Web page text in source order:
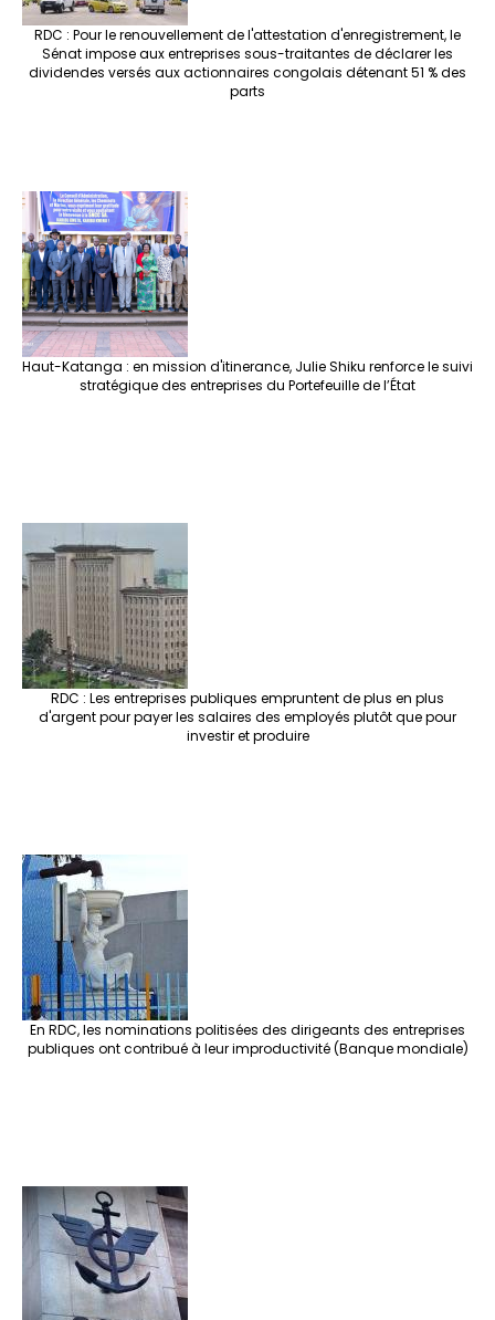
RDC : Pour le renouvellement de l'attestation d'enregistrement, le
Sénat impose aux entreprises sous-traitantes de déclarer les
dividendes versés aux actionnaires congolais détenant 51 % des
parts
Haut-Katanga : en mission d'itinerance, Julie Shiku renforce le suivi
stratégique des entreprises du Portefeuille de l’État
RDC : Les entreprises publiques empruntent de plus en plus
d'argent pour payer les salaires des employés plutôt que pour
investir et produire
En RDC, les nominations politisées des dirigeants des entreprises
publiques ont contribué à leur improductivité (Banque mondiale)